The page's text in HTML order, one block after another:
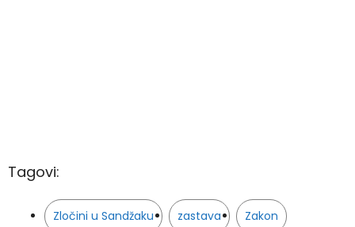
Tagovi:
Zločini u Sandžaku zastava Zakon